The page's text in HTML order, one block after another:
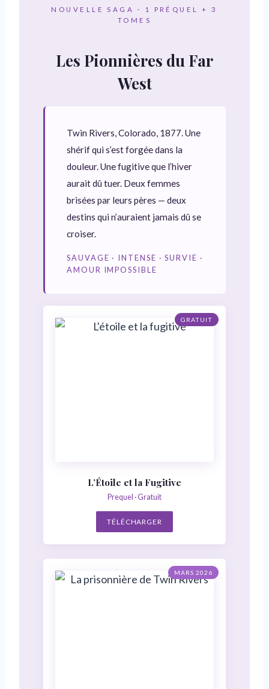
NOUVELLE SAGA · 1 PRÉQUEL + 3
TOMES
Les Pionnières du Far
West
Twin Rivers, Colorado, 1877. Une
shérif qui s’est forgée dans la
douleur. Une fugitive que l’hiver
aurait dû tuer. Deux femmes
brisées par leurs pères — deux
destins qui n’auraient jamais dû se
croiser.
SAUVAGE · INTENSE · SURVIE ·
AMOUR IMPOSSIBLE
GRATUIT
L’Étoile et la Fugitive
Prequel · Gratuit
TÉLÉCHARGER
MARS 2026